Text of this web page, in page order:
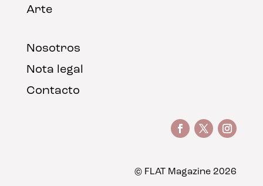
Arte
Nosotros
Nota legal
Contacto
© FLAT Magazine 2026